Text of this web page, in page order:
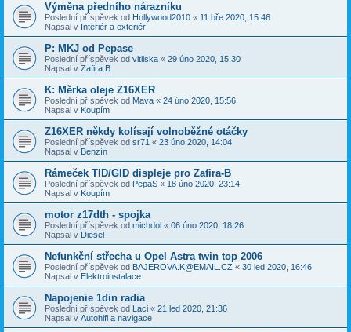
Výměna předního nárazníku
Poslední příspěvek od Hollywood2010 « 11 bře 2020, 15:46
Napsal v Interiér a exteriér
P: MKJ od Pepase
Poslední příspěvek od vitliska « 29 úno 2020, 15:30
Napsal v Zafira B
K: Měrka oleje Z16XER
Poslední příspěvek od Mava « 24 úno 2020, 15:56
Napsal v Koupím
Z16XER někdy kolísají volnoběžné otáčky
Poslední příspěvek od sr71 « 23 úno 2020, 14:04
Napsal v Benzín
Rámeček TID/GID displeje pro Zafira-B
Poslední příspěvek od PepaS « 18 úno 2020, 23:14
Napsal v Koupím
motor z17dth - spojka
Poslední příspěvek od michdol « 06 úno 2020, 18:26
Napsal v Diesel
Nefunkční střecha u Opel Astra twin top 2006
Poslední příspěvek od BAJEROVA.K@EMAIL.CZ « 30 led 2020, 16:46
Napsal v Elektroinstalace
Napojenie 1din radia
Poslední příspěvek od Laci « 21 led 2020, 21:36
Napsal v Autohifi a navigace